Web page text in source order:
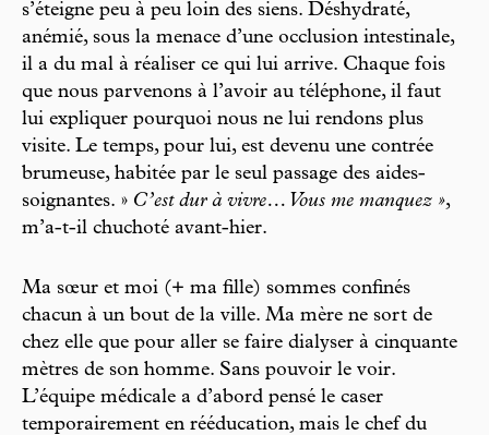
s’éteigne peu à peu loin des siens. Déshydraté,
anémié, sous la menace d’une occlusion intestinale,
il a du mal à réaliser ce qui lui arrive. Chaque fois
que nous parvenons à l’avoir au téléphone, il faut
lui expliquer pourquoi nous ne lui rendons plus
visite. Le temps, pour lui, est devenu une contrée
brumeuse, habitée par le seul passage des aides-
soignantes. » C’est dur à vivre… Vous me manquez »,
m’a-t-il chuchoté avant-hier.
Ma sœur et moi (+ ma fille) sommes confinés
chacun à un bout de la ville. Ma mère ne sort de
chez elle que pour aller se faire dialyser à cinquante
mètres de son homme. Sans pouvoir le voir.
L’équipe médicale a d’abord pensé le caser
temporairement en rééducation, mais le chef du